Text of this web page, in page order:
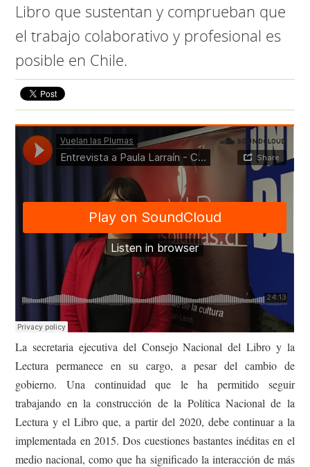
Libro que sustentan y comprueban que
el trabajo colaborativo y profesional es
posible en Chile.
La secretaria ejecutiva del Consejo Nacional del Libro y la
Lectura permanece en su cargo, a pesar del cambio de
gobierno. Una continuidad que le ha permitido seguir
trabajando en la construcción de la Política Nacional de la
Lectura y el Libro que, a partir del 2020, debe continuar a la
implementada en 2015. Dos cuestiones bastantes inéditas en el
medio nacional, como que ha significado la interacción de más